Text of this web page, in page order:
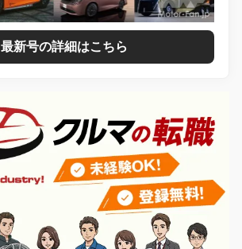
最新号の詳細はこちら